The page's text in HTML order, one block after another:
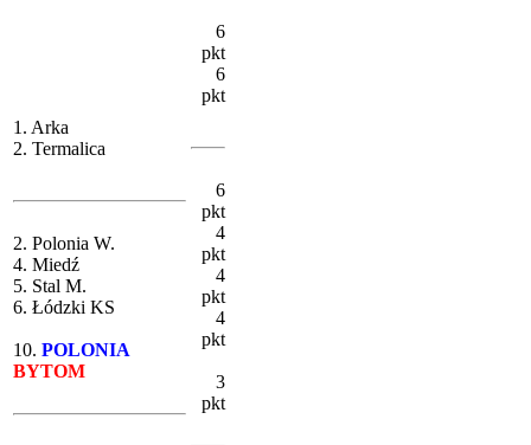
1. Arka
2. Termalica
2. Polonia W.
4. Miedź
5. Stal M.
6. Łódzki KS
10. POLONIA
BYTOM
6
pkt
6
pkt
6
pkt
4
pkt
4
pkt
4
pkt
3
pkt